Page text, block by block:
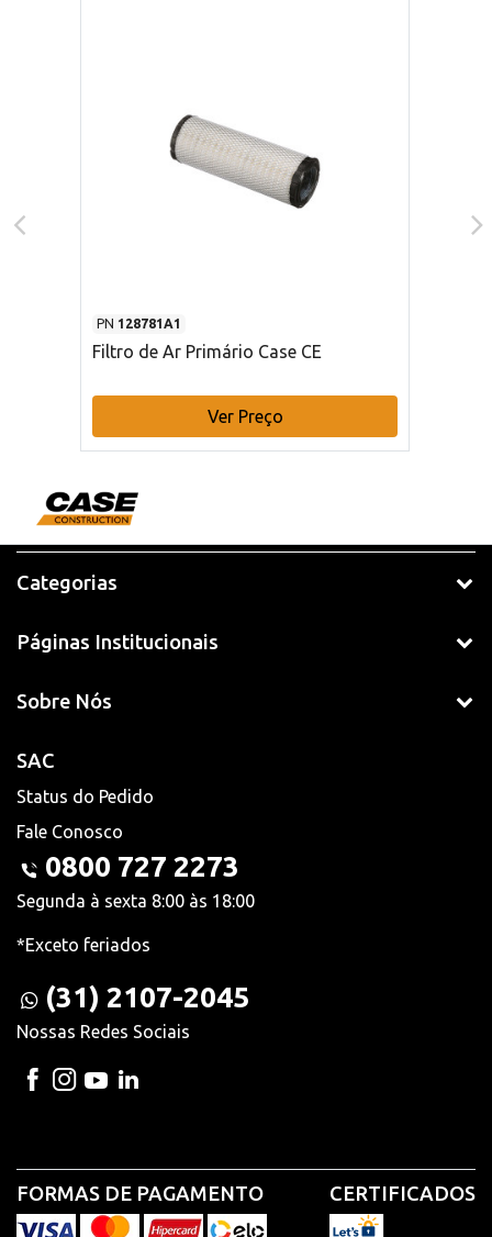
PN 128781A1
Filtro de Ar Primário Case CE
Ver Preço
Categorias
Páginas Institucionais
Sobre Nós
SAC
Status do Pedido
Fale Conosco
0800 727 2273
Segunda à sexta 8:00 às 18:00
*Exceto feriados
(31) 2107-2045
Nossas Redes Sociais
FORMAS DE PAGAMENTO CERTIFICADOS